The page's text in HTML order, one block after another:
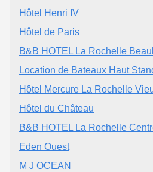
Hôtel Henri IV
Hôtel de Paris
B&B HOTEL La Rochelle
Location de Bateaux Haut
Hôtel Mercure La Rochelle
Hôtel du Château
B&B HOTEL La Rochelle
Eden Ouest
M J OCEAN